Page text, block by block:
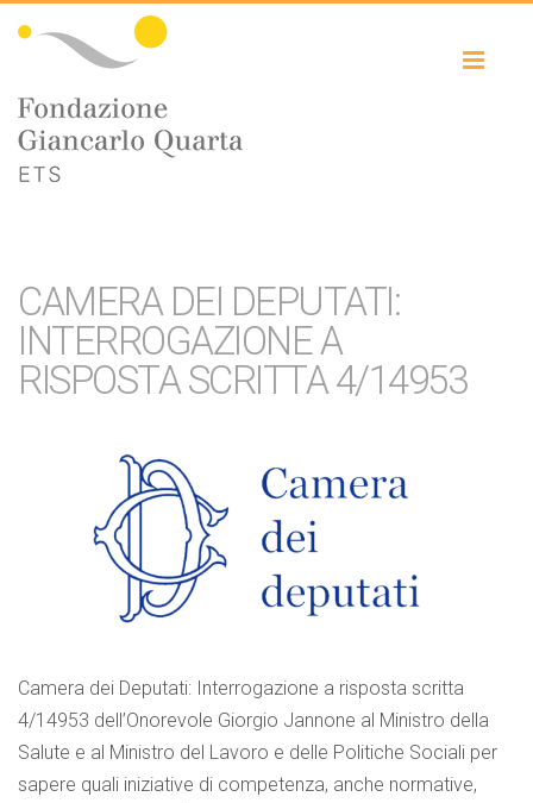
CAMERA DEI DEPUTATI:
INTERROGAZIONE A
RISPOSTA SCRITTA 4/14953
Camera dei Deputati: Interrogazione a risposta scritta
4/14953 dell’Onorevole Giorgio Jannone al Ministro della
Salute e al Ministro del Lavoro e delle Politiche Sociali per
sapere quali iniziative di competenza, anche normative,